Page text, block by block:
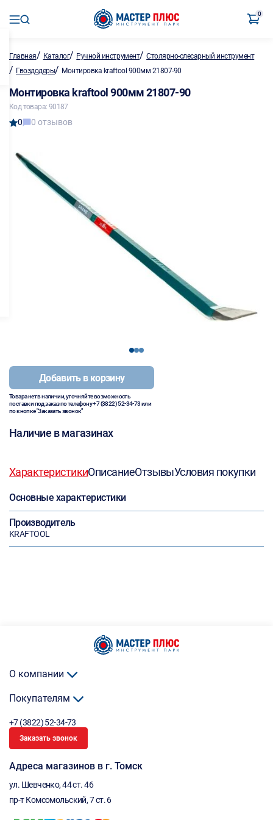
0
Главная/ Каталог/ Ручной инструмент/Столярно-слесарный инструмент
/ Гвоздодеры/ Монтировка kraftool 900мм 21807-90
Монтировка kraftool 900мм 21807-90
Код товара: 90187
0 0 отзывов
123
Добавить в корзину
Товара нет в наличии, уточняйте возможность
поставки под заказ по телефону+7 (3822) 52-34-73или
по кнопке "Заказать звонок"
Наличие в магазинах
ХарактеристикиОписаниеОтзывыУсловия покупки
Основные характеристики
Производитель
KRAFTOOL
О компании
Покупателям
+7 (3822) 52-34-73
Заказать звонок
Адреса магазинов в г. Томск
ул. Шевченко, 44 ст. 46
пр-т Комсомольский, 7 ст. 6